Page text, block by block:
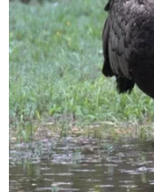
04/10/2021 10:57
Trên đường đi học
non, 9 học sinh tiểu
hồng châu ven
hái ăn mà không